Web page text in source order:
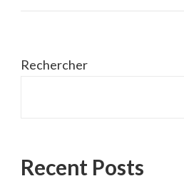
Rechercher
Recent Posts